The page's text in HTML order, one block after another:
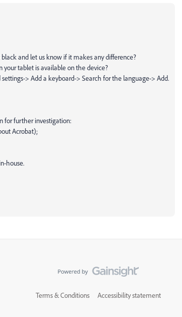
and let us know if it makes any difference?
your tablet is available on the device?
> Add a keyboard-> Search for the language-> Add.
for further investigation:
Acrobat);
house.
Terms & Conditions Accessibility statement